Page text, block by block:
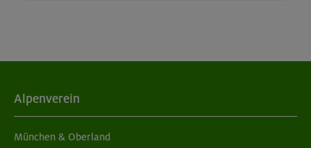
Alpenverein
München & Oberland